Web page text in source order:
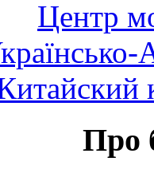
Центр
Про